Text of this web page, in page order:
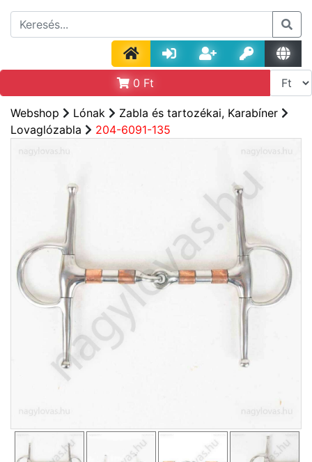
0 Ft
Webshop Lónak
Zabla és tartozékai, Karabíner
Lovaglózabla
204-6091-135